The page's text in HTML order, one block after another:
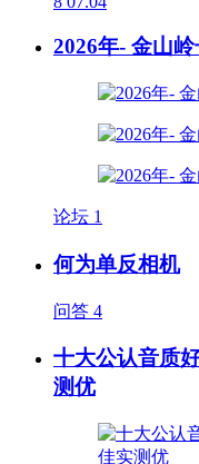
2026年- 金山
论坛 1
何为单反相机
问答 4
十大公认音质
测优